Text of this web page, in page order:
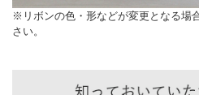
※リボンの色・形などが変更となる場
さい。